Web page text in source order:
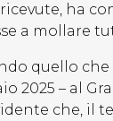
ha
a mollare
quello
2025 – al
che, il